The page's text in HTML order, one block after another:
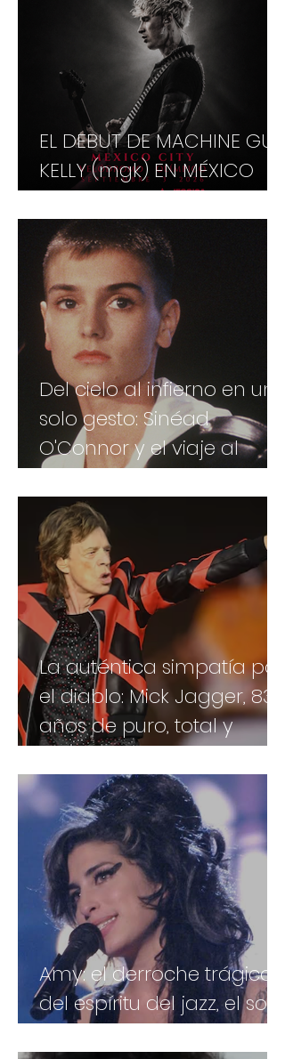
EL DEBUT DE MACHINE GUN
KELLY (mgk) EN MÉXICO
CAMBIA DE VENUE
Del cielo al infierno en un
solo gesto: Sinéad
O'Connor y el viaje al
desastre
La auténtica simpatía por
el diablo: Mick Jagger, 83
años de puro, total y
absoluto rock'n'roll
Amy: el derroche trágico
del espíritu del jazz, el soul
y el blues